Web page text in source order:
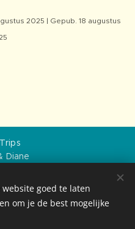
2025 | Gepub. 18 augustus
Diane
ND, VeDi-Trips, 2026
Bestemmingen die
goed te laten
om je de best mogelijke